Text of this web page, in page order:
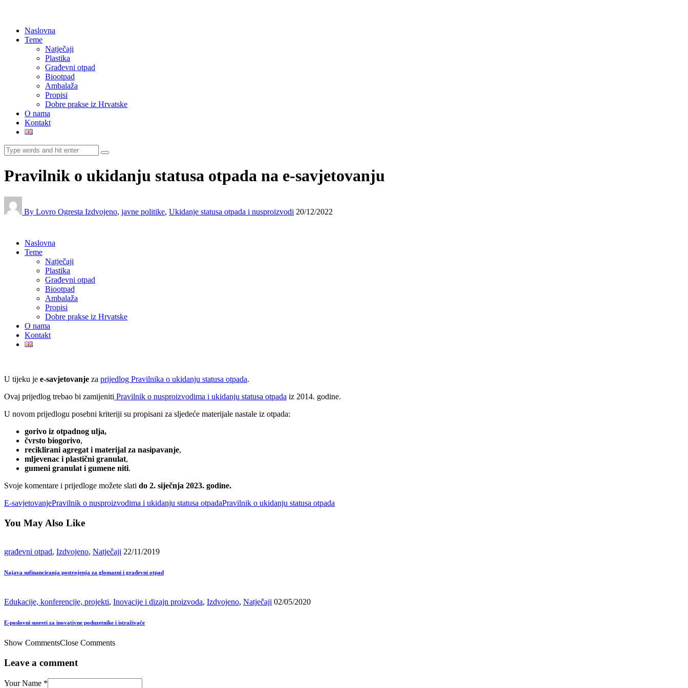
Naslovna
Teme
Natječaji
Plastika
Građevni otpad
Biootpad
Ambalaža
Propisi
Dobre prakse iz Hrvatske
O nama
Kontakt
Pravilnik o ukidanju statusa otpada na e-savjetovanju
By Lovro Ogresta Izdvojeno, javne politike, Ukidanje statusa otpada i nusproizvodi 20/12/2022
Naslovna
Teme
Natječaji
Plastika
Građevni otpad
Biootpad
Ambalaža
Propisi
Dobre prakse iz Hrvatske
O nama
Kontakt
U tijeku je e-savjetovanje za prijedlog Pravilnika o ukidanju statusa otpada.
Ovaj prijedlog trebao bi zamijeniti Pravilnik o nusproizvodima i ukidanju statusa otpada iz 2014. godine.
U novom prijedlogu posebni kriteriji su propisani za sljedeće materijale nastale iz otpada:
gorivo iz otpadnog ulja,
čvrsto biogorivo,
reciklirani agregat i materijal za nasipavanje,
mljevenac i plastični granulat,
gumeni granulat i gumene niti.
Svoje komentare i prijedloge možete slati do 2. siječnja 2023. godine.
E-savjetovanjePravilnik o nusproizvodima i ukidanju statusa otpadaPravilnik o ukidanju statusa otpada
You May Also Like
građevni otpad, Izdvojeno, Natječaji 22/11/2019
Najava sufinanciranja postrojenja za glomazni i građevni otpad
Edukacije, konferencije, projekti, Inovacije i dizajn proizvoda, Izdvojeno, Natječaji 02/05/2020
E-poslovni susreti za inovativne poduzetnike i istraživače
Show CommentsClose Comments
Leave a comment
Your Name *